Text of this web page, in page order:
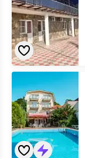
«Тихий
уголок»
гостевой
дом